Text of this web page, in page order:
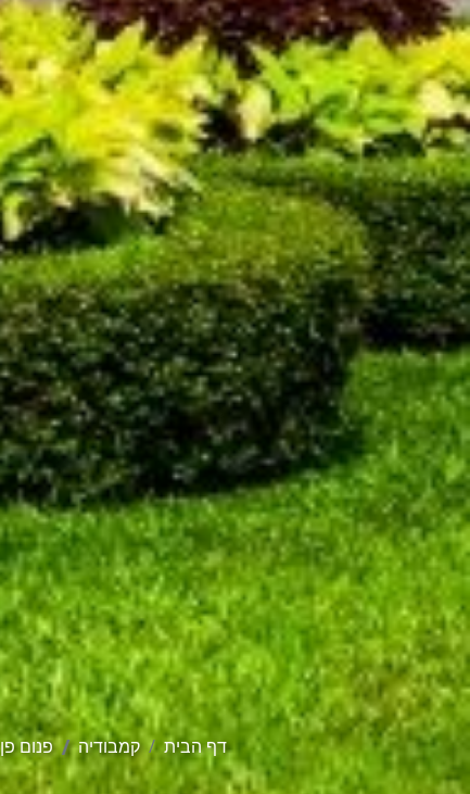
דף הבית קמבודיה פנום פן